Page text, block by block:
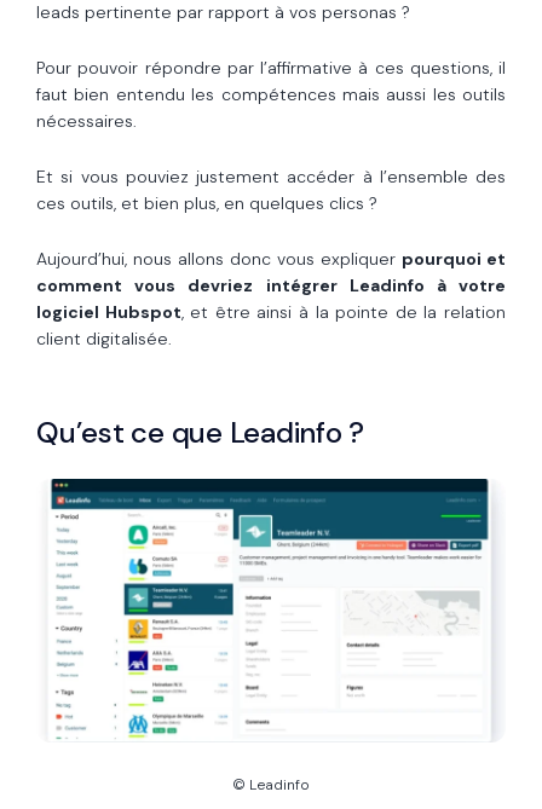
leads pertinente par rapport à vos personas ?
Pour pouvoir répondre par l’affirmative à ces questions, il
faut bien entendu les compétences mais aussi les outils
nécessaires.
Et si vous pouviez justement accéder à l’ensemble des
ces outils, et bien plus, en quelques clics ?
Aujourd’hui, nous allons donc vous expliquer pourquoi et
comment vous devriez intégrer Leadinfo à votre
logiciel Hubspot, et être ainsi à la pointe de la relation
client digitalisée.
Qu’est ce que Leadinfo ?
© Leadinfo